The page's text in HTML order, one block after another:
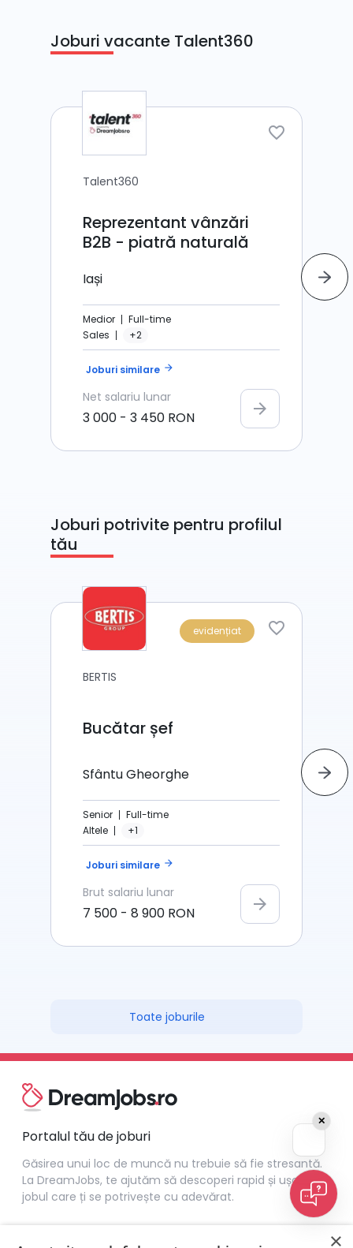
Joburi vacante Talent360
Talent360
Reprezentant vânzări
B2B - piatră naturală
Iași
Medior
Full-time
Sales
+2
Joburi similare arrow_forward
Net salariu lunar
3 000 - 3 450 RON arrow_forward
Joburi potrivite pentru profilul
tău
evidențiat
BERTIS
Bucătar șef
Sfântu Gheorghe
Senior
Full-time
Altele
+1
Joburi similare arrow_forward
Brut salariu lunar
7 500 - 8 900 RON arrow_forward
Toate joburile
Portalul tău de joburi
Găsirea unui loc de muncă nu trebuie să fie stresantă.
La DreamJobs, te ajutăm să descoperi rapid și ușor
jobul care ți se potrivește cu adevărat.
✕
×